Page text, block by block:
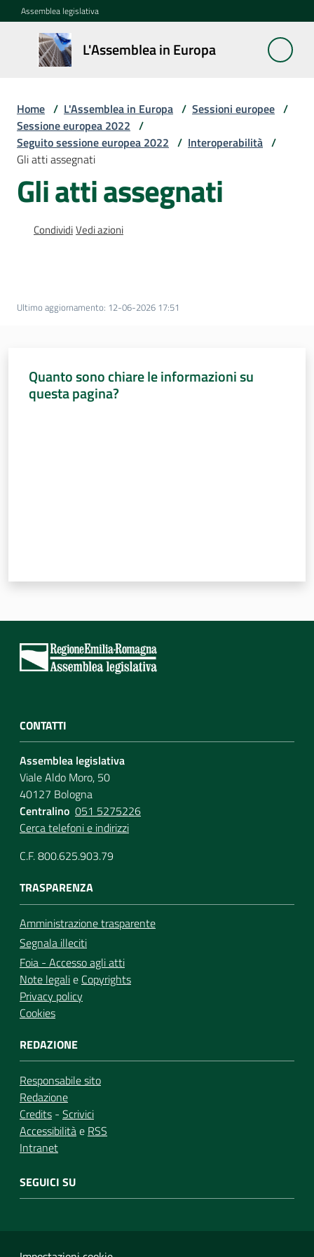
Vai al contenuto
Vai alla navigazione
Vai al footer
Assemblea legislativa
L'Assemblea in Europa
L'Assemblea
in Europa
Cos'è
la
Sessione
Rete
Le
Sessioni
Notizie
Home / L'Assemblea in Europa / Sessioni europee /
Sessione europea 2022 /
Seguito sessione europea 2022 / Interoperabilità /
Gli atti assegnati
Gli atti assegnati
CondividiVedi azioni
Ultimo aggiornamento: 12-06-2026 17:51
Quanto sono chiare le informazioni su
questa pagina?
CONTATTI
Assemblea legislativa
Viale Aldo Moro, 50
40127 Bologna
Centralino 051 5275226
Cerca telefoni e indirizzi
C.F. 800.625.903.79
TRASPARENZA
Amministrazione trasparente
Segnala illeciti
Foia - Accesso agli atti
Note legalie Copyrights
Privacy policy
Cookies
REDAZIONE
Responsabile sito
Redazione
Credits - Scrivici
Accessibilitàe RSS
Intranet
SEGUICI SU